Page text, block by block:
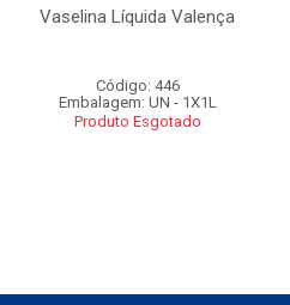
Vaselina Líquida Valença
Código: 446
Embalagem: UN - 1X1L
Produto Esgotado